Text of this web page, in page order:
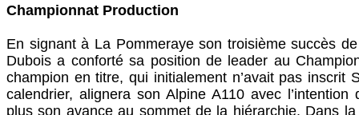
Championnat Production
En signant à La Pommeraye son troisième succès
Dubois a conforté sa position de leader au
champion en titre, qui initialement n’avait pas inscrit
calendrier, alignera son Alpine A110 avec l’intention
plus son avance au sommet de la hiérarchie. Dans